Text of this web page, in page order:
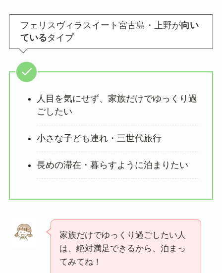
フェリスヴィラスイート宮古島・上野が向い
ているタイプ
人目を気にせず、家族だけでゆっくり過
ごしたい
小さな子ども連れ・三世代旅行
長めの滞在・暮らすように泊まりたい
家族だけでゆっくり過ごしたい人
は、絶対満足できるから、泊まっ
てみてね！